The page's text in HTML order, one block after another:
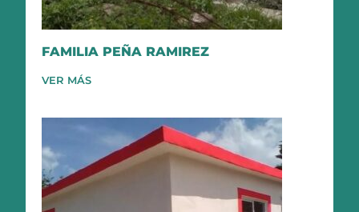
FAMILIA PEÑA RAMIREZ
VER MÁS